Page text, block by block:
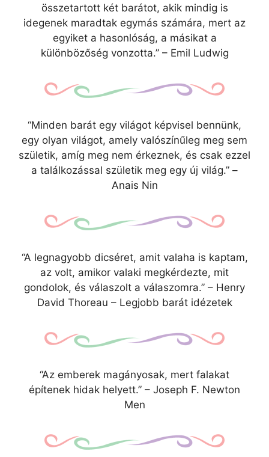
összetartott két barátot, akik mindig is
idegenek maradtak egymás számára, mert az
egyiket a hasonlóság, a másikat a
különbözőség vonzotta.” – Emil Ludwig
“Minden barát egy világot képvisel bennünk,
egy olyan világot, amely valószínűleg meg sem
születik, amíg meg nem érkeznek, és csak ezzel
a találkozással születik meg egy új világ.” –
Anais Nin
“A legnagyobb dicséret, amit valaha is kaptam,
az volt, amikor valaki megkérdezte, mit
gondolok, és válaszolt a válaszomra.” – Henry
David Thoreau – Legjobb barát idézetek
“Az emberek magányosak, mert falakat
építenek hidak helyett.” – Joseph F. Newton
Men